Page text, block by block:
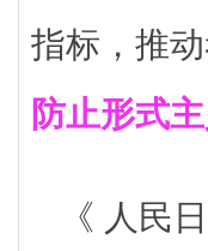
指标，推
防止形式
《 人民